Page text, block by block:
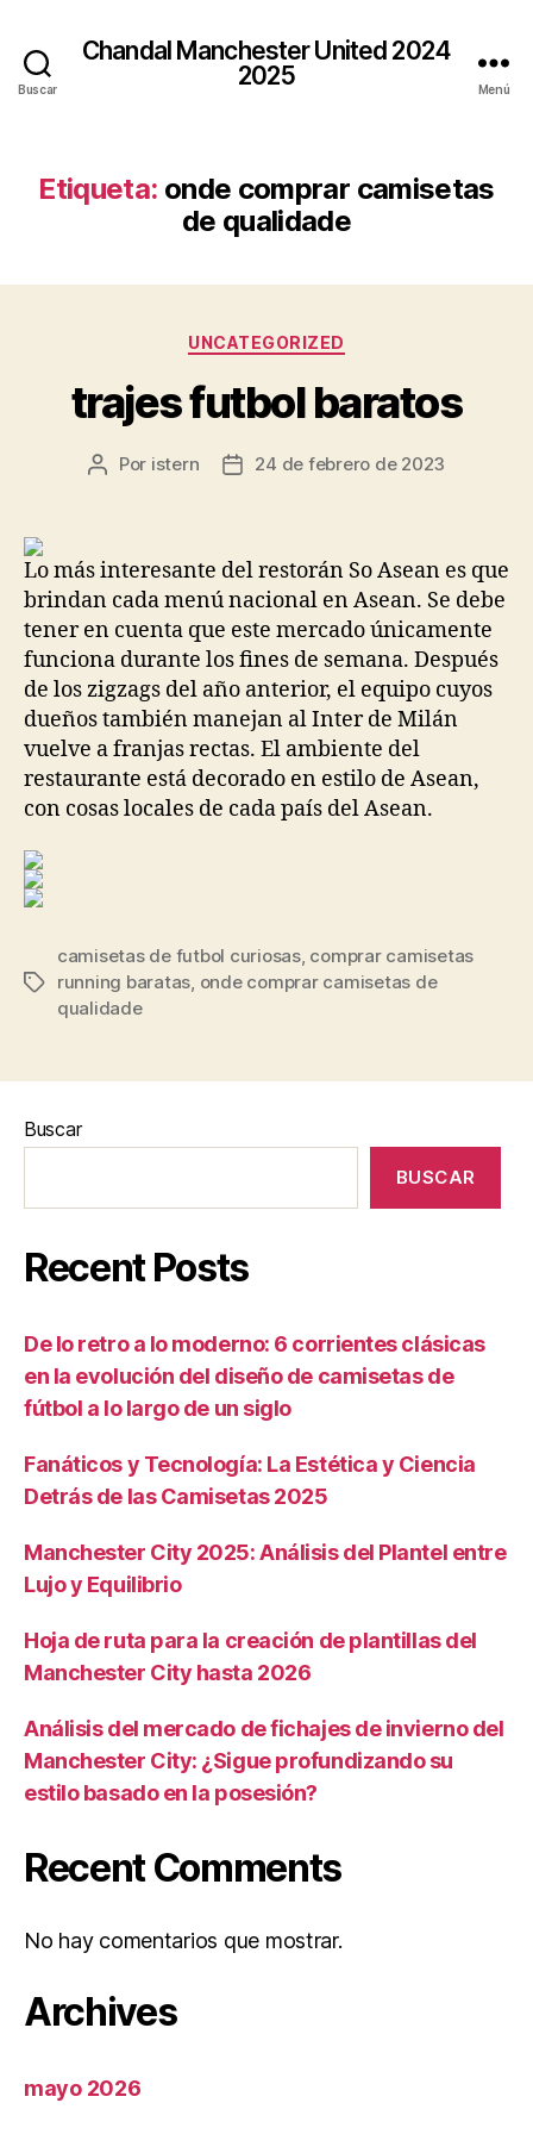
Buscar
Chandal Manchester United 2024
2025
Menú
Etiqueta: onde comprar camisetas
de qualidade
Categorías
UNCATEGORIZED
trajes futbol baratos
Autor
Por istern
Fecha24 de febrero de 2023
Lo más interesante del restorán So Asean es que
brindan cada menú nacional en Asean. Se debe
tener en cuenta que este mercado únicamente
funciona durante los fines de semana. Después
de los zigzags del año anterior, el equipo cuyos
dueños también manejan al Inter de Milán
vuelve a franjas rectas. El ambiente del
restaurante está decorado en estilo de Asean,
con cosas locales de cada país del Asean.
Etiquetas
camisetas de futbol curiosas, comprar camisetas
running baratas, onde comprar camisetas de
qualidade
Buscar
BUSCAR
Recent Posts
De lo retro a lo moderno: 6 corrientes clásicas
en la evolución del diseño de camisetas de
fútbol a lo largo de un siglo
Fanáticos y Tecnología: La Estética y Ciencia
Detrás de las Camisetas 2025
Manchester City 2025: Análisis del Plantel entre
Lujo y Equilibrio
Hoja de ruta para la creación de plantillas del
Manchester City hasta 2026
Análisis del mercado de fichajes de invierno del
Manchester City: ¿Sigue profundizando su
estilo basado en la posesión?
Recent Comments
No hay comentarios que mostrar.
Archives
mayo 2026